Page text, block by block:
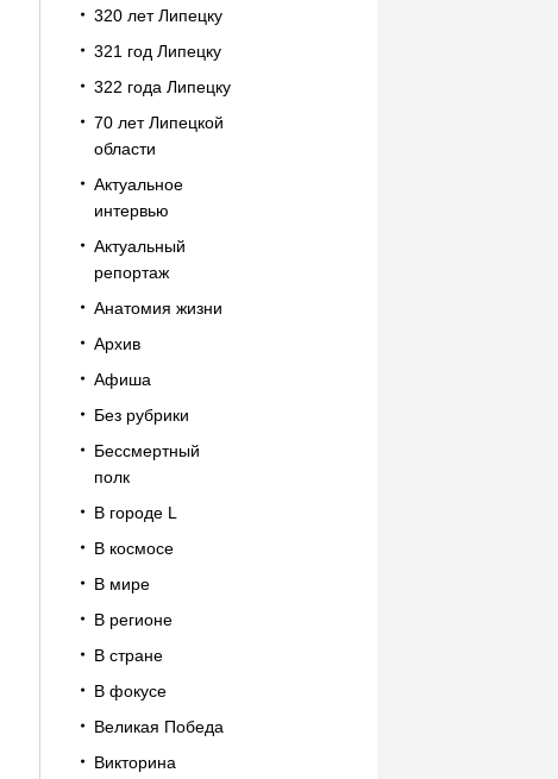
320 лет Липецку
321 год Липецку
322 года Липецку
70 лет Липецкой
области
Актуальное
интервью
Актуальный
репортаж
Анатомия жизни
Архив
Афиша
Без рубрики
Бессмертный
полк
В городе L
В космосе
В мире
В регионе
В стране
В фокусе
Великая Победа
Викторина